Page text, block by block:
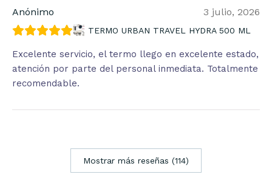
Anónimo 3 julio, 2026
TERMO URBAN TRAVEL HYDRA 500 ML
Excelente servicio, el termo llego en excelente estado,
atención por parte del personal inmediata. Totalmente
recomendable.
Mostrar más reseñas (114)